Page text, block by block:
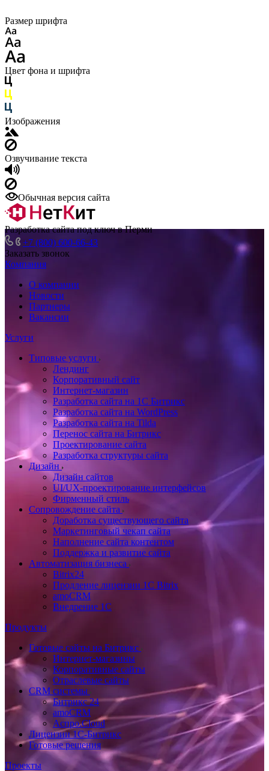
Размер шрифта
Цвет фона и шрифта
Изображения
Озвучивание текста
Обычная версия сайта
Разработка сайта под ключ в Перми
+7 (800) 600-66-43
Заказать звонок
Компания
О компании
Новости
Партнеры
Вакансии
Услуги
Типовые услуги
Лендинг
Корпоративный сайт
Интернет-магазин
Разработка сайта на 1С Битрикс
Разработка сайта на WordPress
Разработка сайта на Tilda
Перенос сайта на Битрикс
Проектирование сайта
Разработка структуры сайта
Дизайн
Дизайн сайтов
UI/UX-проектирование интерфейсов
Фирменный стиль
Сопровождение сайта
Доработка существующего сайта
Маркетинговый чекап сайта
Наполнение сайта контентом
Поддержка и развитие сайта
Автоматизация бизнеса
Bitrix24
Продление лицензии 1C Bitrix
amoCRM
Внедрение 1C
Продукты
Готовые сайты на Битрикс
Интернет-магазины
Корпоративные сайты
Отраслевые сайты
CRM системы
Битрикс 24
amoCRM
Аспро.Cloud
Лицензии 1С-Битрикс
Готовые решения
Проекты